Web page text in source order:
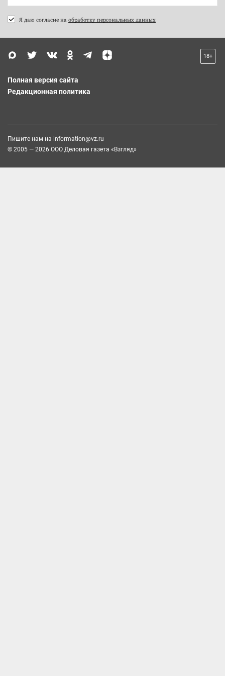
Я даю согласие на обработку персональных данных
18+
Полная версия сайта
Редакционная политика
Пишите нам на information@vz.ru
© 2005 — 2026 ООО Деловая газета «Взгляд»